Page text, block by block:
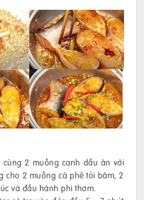
cùng 2 muỗng canh dầu ăn với
cho 2 muỗng cà phê tỏi băm, 2
và đầu hành phi thơm.